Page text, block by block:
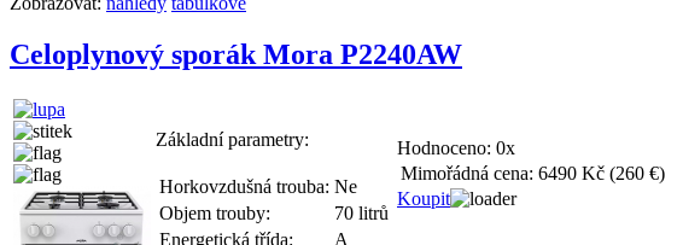
Celoplynový sporák Mora P2240AW
Základní parametry:
Horkovzdušná trouba: Ne
Objem trouby:
70 litrů
Energetická třída:
A
Hodnoceno: 0x
Mimořádná cena: 6490 Kč (260 €)
Koupit